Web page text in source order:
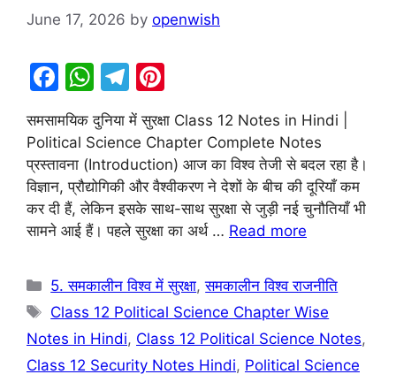
June 17, 2026 by openwish
F
a
c
e
b
o
o
k
W
h
at
s
A
p
p
T
el
e
gr
a
m
nt
er
e
st
समसामयिक दुनिया में सुरक्षा Class 12 Notes in Hindi |
Political Science Chapter Complete Notes
प्रस्तावना (Introduction) आज का विश्व तेजी से बदल रहा है।
विज्ञान, प्रौद्योगिकी और वैश्वीकरण ने देशों के बीच की दूरियाँ कम
कर दी हैं, लेकिन इसके साथ-साथ सुरक्षा से जुड़ी नई चुनौतियाँ भी
सामने आई हैं। पहले सुरक्षा का अर्थ … Read more
Categories
5. समकालीन विश्व में सुरक्षा,समकालीन विश्व राजनीति
Tags
Class 12 Political Science Chapter Wise
Notes in Hindi, Class 12 Political Science Notes,
Class 12 Security Notes Hindi, Political Science